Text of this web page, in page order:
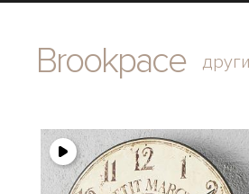
Brookpace